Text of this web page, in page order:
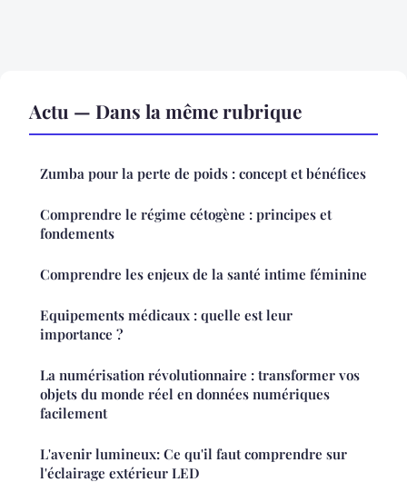
Actu — Dans la même rubrique
Zumba pour la perte de poids : concept et bénéfices
Comprendre le régime cétogène : principes et
fondements
Comprendre les enjeux de la santé intime féminine
Equipements médicaux : quelle est leur
importance ?
La numérisation révolutionnaire : transformer vos
objets du monde réel en données numériques
facilement
L'avenir lumineux: Ce qu'il faut comprendre sur
l'éclairage extérieur LED